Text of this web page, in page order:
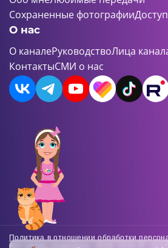
Сохраненные фотографии
О нас
О каналеРуководствоЛица
КонтактыСМИ о нас
Политика в отношении обработки
Все права защищены. 2018-2026 ©